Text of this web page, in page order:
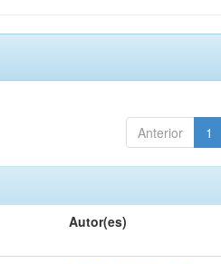
Anterior 1
Autor(es)